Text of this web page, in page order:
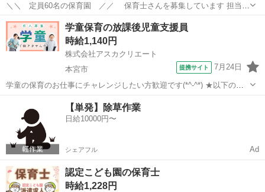
＼＼ 定員60名の保育園 ／／ 保育士さんを募集しています 担当ク
ラスは相談や経験に応じます！ ＿＿＿＿＿＿＿＿＿＿＿＿＿＿＿＿＿
◆◇◆◇◆ 勤務時間 ◆◇◆◇◆ ‾‾‾‾‾‾‾‾‾‾‾‾‾‾‾‾‾ 扶養内OK！ 8...
福島 郡山市 郡山駅 保育士
学童保育の放課後児童支援員
時給1,140円
株式会社アスカクリエート
本宮市
提携サイト 7月24日
学童の保育のお仕事にチャレンジしたい方歓迎です(*^-^*) ★以下の勤
務が可能な方！ 【平日】 14:00～18:00 15:00～18:00など お子様の下
校時間からの勤務予定 配属先の児童クラブによって 13:30や...
保育士
【単発】除草作業
日給10000円〜
シェアフル Ad
認定こども園の保育士
時給1,228円